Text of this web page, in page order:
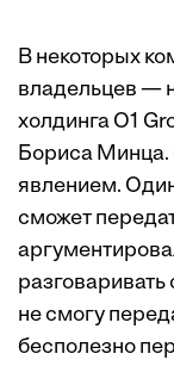
В некоторых
владельцев —
холдинга О1
Бориса Минца.
явлением.
сможет
разговаривать
не смогу
бесполезно